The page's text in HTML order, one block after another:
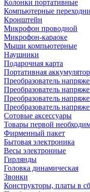
Колонки портативные
Компьютерные
Кронштейн
Микрофон проводной
Микрофон-караоке
Мыши компьютерные
Наушники
Подарочная карта
Портативная
Преобразователь
Преобразователь
Преобразователь
Преобразователь
Сотовые аксессуары
Товары первой
Фирменный пакет
Бытовая электроника
Весы электронные
Гирлянды
Головка динамическая
Звонки
Конструкторы, платы в